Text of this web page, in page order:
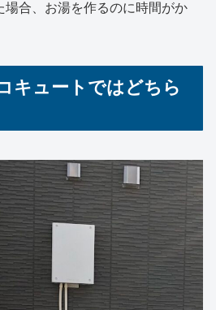
場合、お湯を作るのに時間がか
キュートではどちら